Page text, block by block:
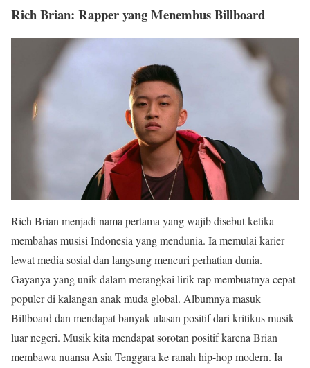
Rich Brian: Rapper yang Menembus Billboard
Rich Brian menjadi nama pertama yang wajib disebut ketika
membahas musisi Indonesia yang mendunia. Ia memulai karier
lewat media sosial dan langsung mencuri perhatian dunia.
Gayanya yang unik dalam merangkai lirik rap membuatnya cepat
populer di kalangan anak muda global. Albumnya masuk
Billboard dan mendapat banyak ulasan positif dari kritikus musik
luar negeri. Musik kita mendapat sorotan positif karena Brian
membawa nuansa Asia Tenggara ke ranah hip-hop modern. Ia